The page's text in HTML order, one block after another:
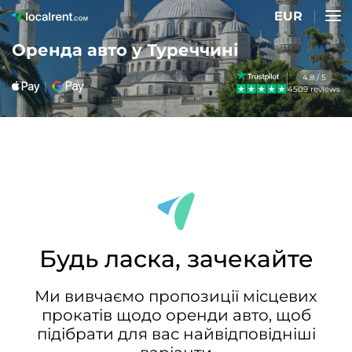
EUR
Оренда авто у Туреччині
4.8 / 5
4509 reviews
Будь ласка, зачекайте
Ми вивчаємо пропозиції місцевих
прокатів щодо оренди авто, щоб
підібрати для вас найвідповідніші